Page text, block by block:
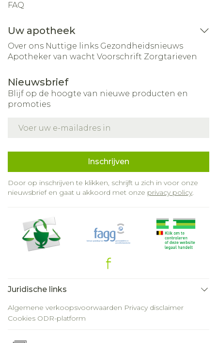
FAQ
Uw apotheek
Over ons Nuttige links Gezondheidsnieuws
Apotheker van wacht Voorschrift Zorgtarieven
Nieuwsbrief
Blijf op de hoogte van nieuwe producten en
promoties
Inschrijven
Door op inschrijven te klikken, schrijft u zich in voor onze
nieuwsbrief en gaat u akkoord met onze privacy policy.
Juridische links
Algemene verkoopsvoorwaarden Privacy disclaimer
Cookies ODR-platform